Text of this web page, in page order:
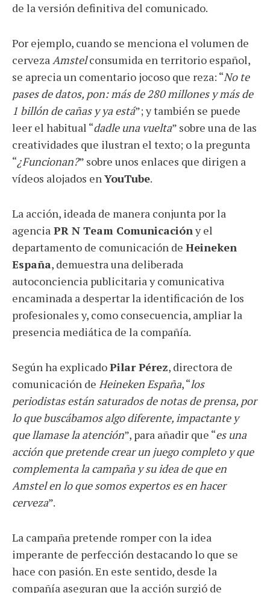
de la versión definitiva del comunicado.
Por ejemplo, cuando se menciona el volumen de
cervezaAmstelconsumida en territorio español,
se aprecia un comentario jocoso que reza: “No te
pases de datos, pon: más de 280 millones y más de
1 billón de cañas y ya está”; y también se puede
leer el habitual “dadle una vuelta” sobre una de las
creatividades que ilustran el texto; o la pregunta
“¿Funcionan?” sobre unos enlaces que dirigen a
vídeos alojados enYouTube.
La acción, ideada de manera conjunta por la
agencia PR N Team Comunicacióny el
departamento de comunicación de Heineken
España, demuestra una deliberada
autoconciencia publicitaria y comunicativa
encaminada a despertar la identificación de los
profesionales y, como consecuencia, ampliar la
presencia mediática de la compañía.
Según ha explicadoPilar Pérez, directora de
comunicación de Heineken España, “los
periodistas están saturados de notas de prensa, por
lo que buscábamos algo diferente, impactante y
que llamase la atención”, para añadir que “es una
acción que pretende crear un juego completo y que
complementa la campaña y su idea de que en
Amstel en lo que somos expertos es en hacer
cerveza”.
La campaña pretende romper con la idea
imperante de perfección destacando lo que se
hace con pasión. En este sentido, desde la
compañía aseguran que la acción surgió de